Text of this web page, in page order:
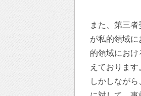
また、第三
が私的領域
的領域にお
えております
しかしなが